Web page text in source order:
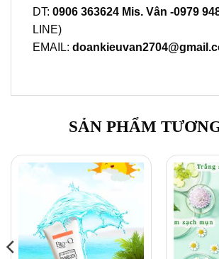
DT: 0906 363624 Mis. Vân -0979
LINE)
EMAIL:
SẢN PHẨM